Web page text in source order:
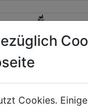
Cookies.